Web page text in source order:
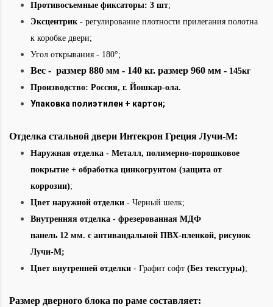
Противосъемные фиксаторы: 3 шт;
Эксцентрик - регулирование плотности прилегания полотна
к коробке двери;
Угол открывания - 180°;
Вес - размер 880 мм - 140 кг. размер 960 мм - 145кг
Производство: Россия, г. Йошкар-ола.
Упаковка полиэтилен + картон;
Отделка стальной двери Интекрон Греция Лучи-М:
Наружная отделка - Металл, полимерно-порошковое
покрытие + обработка цинкогрунтом (защита от
коррозии);
Цвет наружной отделки - Черный шелк;
Внутренняя отделка - фрезерованная МДФ
панель 12 мм. с антивандальной ПВХ-пленкой, рисунок
Лучи-М;
Цвет внутренней отделки - Графит софт (Без текстуры);
Размер дверного блока по раме составляет: